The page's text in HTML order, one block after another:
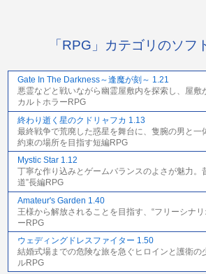
「RPG」カテゴリのソフ
Gate In The Darkness～逢魔が刻～ 1.21
悪霊などと戦いながら幽霊屋敷内を探索し、屋敷
カルトホラーRPG
終わり逝く星のクドリャフカ 1.13
最終戦争で荒廃した惑星を舞台に、隻腕の男と一
約束の場所を目指す短編RPG
Mystic Star 1.12
丁寧な作り込みとゲームバランスのよさが魅力。
道”長編RPG
Amateur's Garden 1.40
王様から解放されることを目指す、“フリーシナ
ーRPG
ウェディングドレスファイター 1.50
結婚式場までの危険な旅を急ぐヒロインと護衛の
ルRPG